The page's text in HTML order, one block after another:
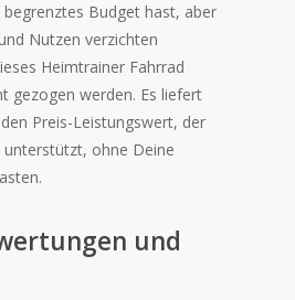
Budget hast, aber
Nutzen verzichten
Heimtrainer Fahrrad
gezogen werden. Es liefert
Preis-Leistungswert, der
unterstützt, ohne Deine
und